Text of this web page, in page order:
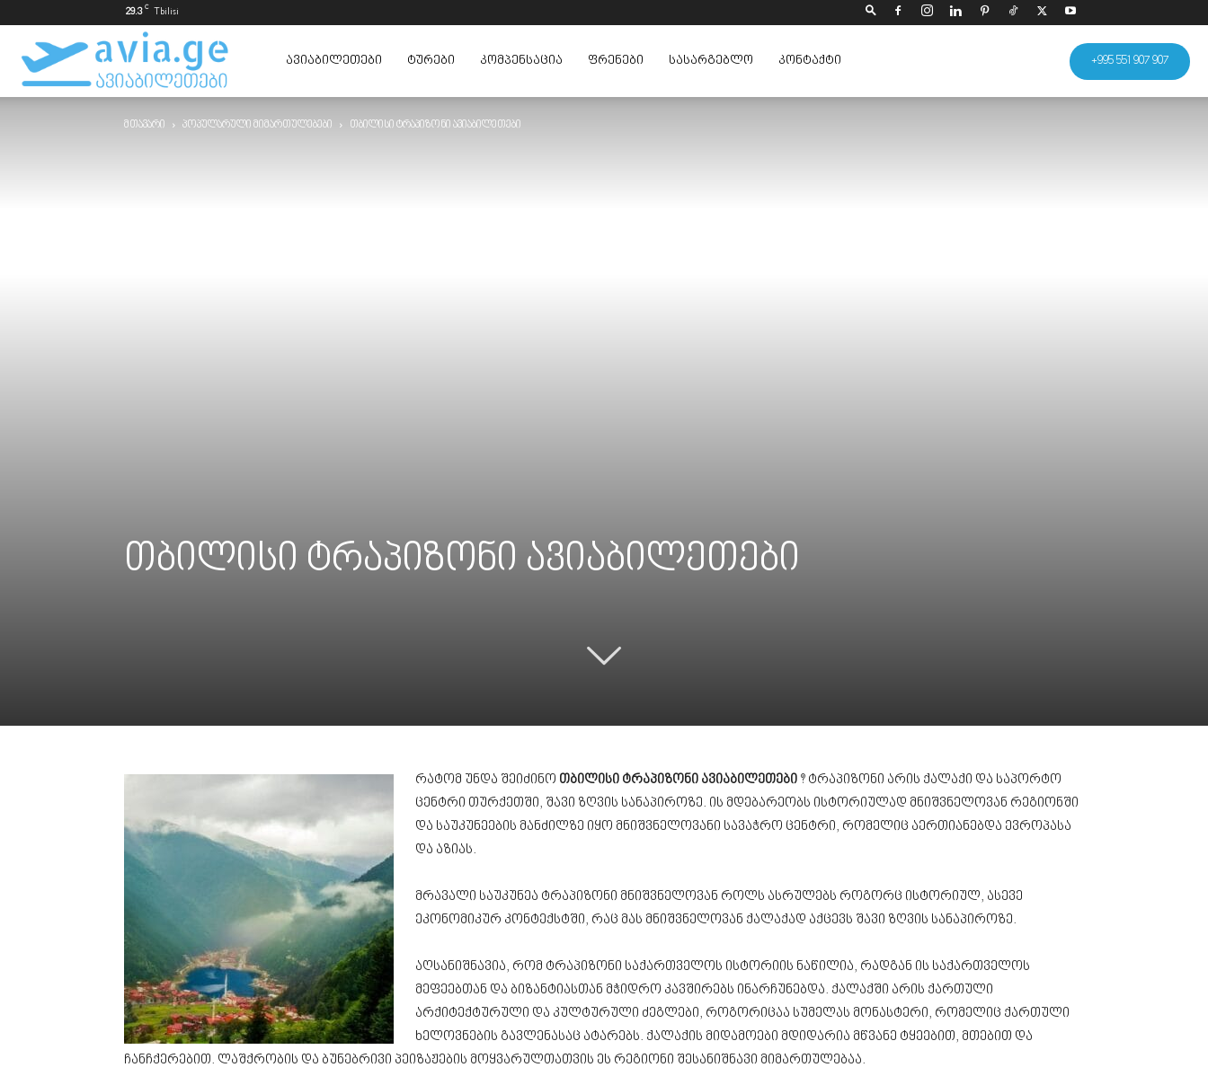
29.3 C Tbilisi
+995 551 907 907
ავიაბილეთები
ყველაზე
ᲐᲕᲘᲐᲑᲘᲚᲔᲗᲔᲑᲘ ᲢᲣᲠᲔᲑᲘ ᲙᲝᲛᲞᲔᲜᲡᲐᲪᲘᲐ ᲤᲠᲔᲜᲔᲑᲘ ᲡᲐᲡᲐᲠᲒᲔᲑᲚᲝ ᲙᲝᲜᲢᲐᲥᲢᲘ
მთავარი პოპულარული მიმართულებები თბილისი ტრაპიზონი ავიაბილეთები
თბილისი ტრაპიზონი ავიაბილეთები
რატომ უნდა შეიძინო თბილისი ტრაპიზონი ავიაბილეთები ? ტრაპიზონი არის ქალაქი და საპორტო
ცენტრი თურქეთში, შავი ზღვის სანაპიროზე. ის მდებარეობს ისტორიულად მნიშვნელოვან რეგიონში
და საუკუნეების მანძილზე იყო მნიშვნელოვანი სავაჭრო ცენტრი, რომელიც აერთიანებდა ევროპასა
და აზიას.
მრავალი საუკუნეა ტრაპიზონი მნიშვნელოვან როლს ასრულებს როგორც ისტორიულ, ასევე
ეკონომიკურ კონტექსტში, რაც მას მნიშვნელოვან ქალაქად აქცევს შავი ზღვის სანაპიროზე.
აღსანიშნავია, რომ ტრაპიზონი საქართველოს ისტორიის ნაწილია, რადგან ის საქართველოს
მეფეებთან და ბიზანტიასთან მჭიდრო კავშირებს ინარჩუნებდა. ქალაქში არის ქართული
არქიტექტურული და კულტურული ძეგლები, როგორიცაა სუმელას მონასტერი, რომელიც ქართული
ხელოვნების გავლენასაც ატარებს. ქალაქის მიდამოები მდიდარია მწვანე ტყეებით, მთებით და
ჩანჩქერებით. ლაშქრობის და ბუნებრივი პეიზაჟების მოყვარულთათვის ეს რეგიონი შესანიშნავი მიმართულებაა.